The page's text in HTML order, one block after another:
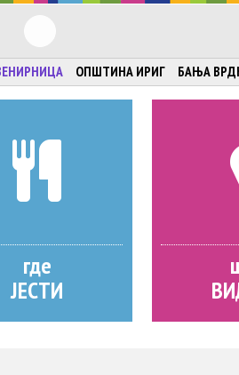
ОПШТИНА ИРИГ БАЊА
где
ЈЕСТИ